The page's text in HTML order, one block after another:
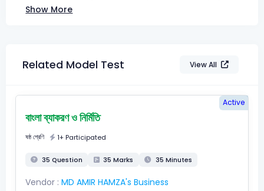
Show More
Related Model Test View All
Active
বাংলা ব্যাকরণ ও নির্মিতি
ষষ্ঠ শ্রেণি 1+ Participated
35 Question 35 Marks 35 Minutes
Vendor : MD AMIR HAMZA's Business